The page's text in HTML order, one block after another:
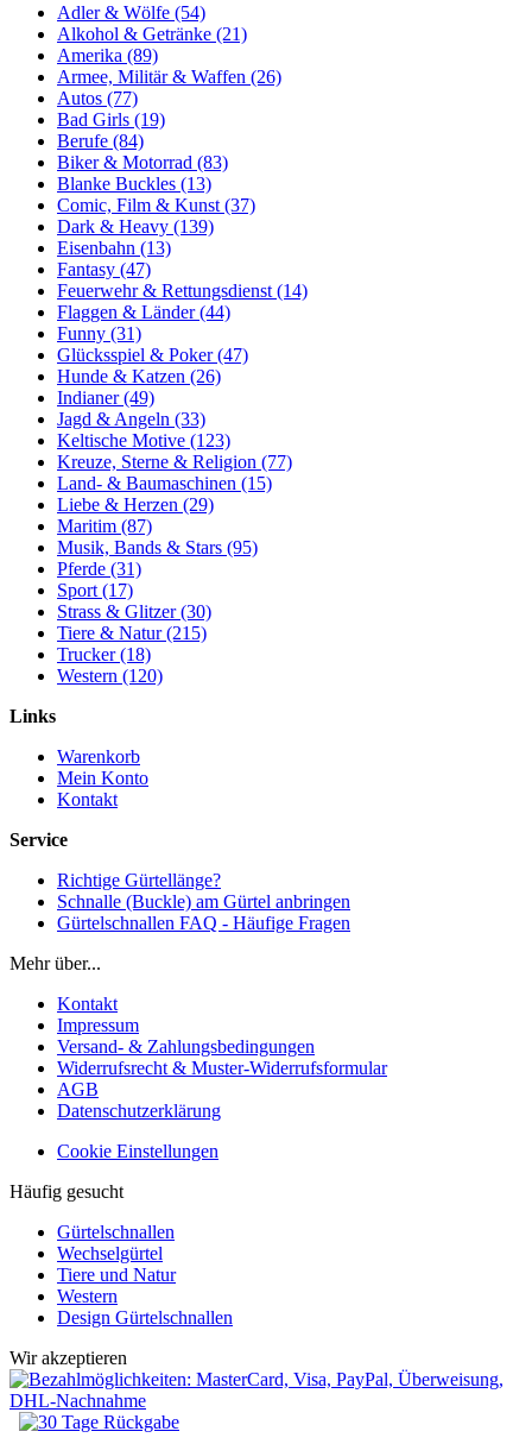
Adler & Wölfe (54)
Alkohol & Getränke (21)
Amerika (89)
Armee, Militär & Waffen (26)
Autos (77)
Bad Girls (19)
Berufe (84)
Biker & Motorrad (83)
Blanke Buckles (13)
Comic, Film & Kunst (37)
Dark & Heavy (139)
Eisenbahn (13)
Fantasy (47)
Feuerwehr & Rettungsdienst (14)
Flaggen & Länder (44)
Funny (31)
Glücksspiel & Poker (47)
Hunde & Katzen (26)
Indianer (49)
Jagd & Angeln (33)
Keltische Motive (123)
Kreuze, Sterne & Religion (77)
Land- & Baumaschinen (15)
Liebe & Herzen (29)
Maritim (87)
Musik, Bands & Stars (95)
Pferde (31)
Sport (17)
Strass & Glitzer (30)
Tiere & Natur (215)
Trucker (18)
Western (120)
Links
Warenkorb
Mein Konto
Kontakt
Service
Richtige Gürtellänge?
Schnalle (Buckle) am Gürtel anbringen
Gürtelschnallen FAQ - Häufige Fragen
Mehr über...
Kontakt
Impressum
Versand- & Zahlungsbedingungen
Widerrufsrecht & Muster-Widerrufsformular
AGB
Datenschutzerklärung
Cookie Einstellungen
Häufig gesucht
Gürtelschnallen
Wechselgürtel
Tiere und Natur
Western
Design Gürtelschnallen
Wir akzeptieren